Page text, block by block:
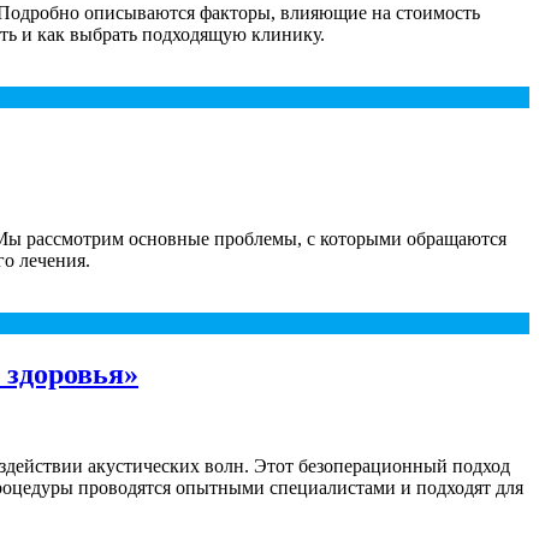
описываются факторы, влияющие на стоимость
и как выбрать подходящую клинику.
рассмотрим основные проблемы, с которыми обращаются
лечения.
акустических волн. Этот безоперационный подход
проводятся опытными специалистами и подходят для